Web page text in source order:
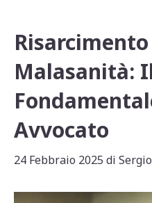
Malasanità:
Avvocato
24 Febbraio 2025 di